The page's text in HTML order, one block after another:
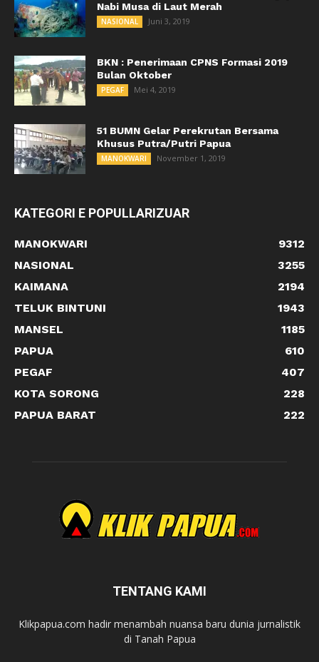
Nabi Musa di Laut Merah
NASIONAL Juni 3, 2019
BKN : Penerimaan CPNS Formasi 2019
Bulan Oktober
PEGAF Mei 4, 2019
51 BUMN Gelar Perekrutan Bersama
Khusus Putra/Putri Papua
MANOKWARI November 1, 2019
KATEGORI E POPULLARIZUAR
MANOKWARI
9312
NASIONAL
3255
KAIMANA
2194
TELUK BINTUNI
1943
MANSEL
1185
PAPUA
610
PEGAF
407
KOTA SORONG
228
PAPUA BARAT
222
TENTANG KAMI
Klikpapua.com hadir menambah nuansa baru dunia jurnalistik
di Tanah Papua